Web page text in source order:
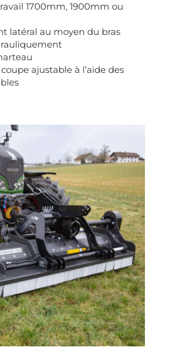
1700mm, 1900mm ou
latéral au moyen du bras
ajustable à l’aide des